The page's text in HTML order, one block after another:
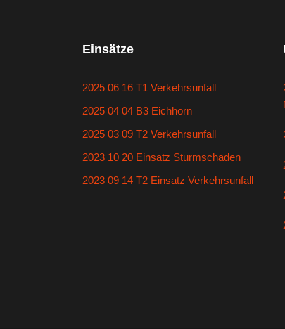
Einsätze
2025 06 16 T1 Verkehrsunfall
2025 04 04 B3 Eichhorn
2025 03 09 T2 Verkehrsunfall
2023 10 20 Einsatz Sturmschaden
2023 09 14 T2 Einsatz Verkehrsunfall